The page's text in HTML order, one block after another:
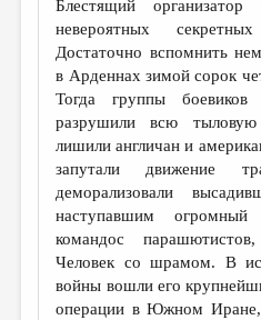
Блестящий
невероятных
Достаточно вспомнить
в Арденнах зимой сорок
Тогда группы боевиков
разрушили всю тыловую
лишили англичан и
запутали движение
деморализовали
наступавшим
командос
Человек со шрамом. В
войны вошли его
операции в Южном